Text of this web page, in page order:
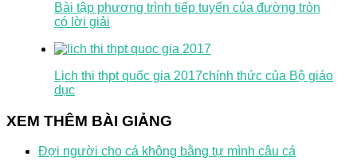
Bài tập phương trình tiếp tuyến của đường tròn
có lời giải
Lịch thi thpt quốc gia 2017chính thức của Bộ giáo
dục
XEM THÊM BÀI GIẢNG
Đợi người cho cá không bằng tự mình câu cá